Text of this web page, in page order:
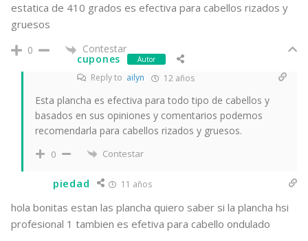
estatica de 410 grados es efectiva para cabellos rizados y
gruesos
0 Contestar
cupones Autor
Reply to ailyn 12 años
Esta plancha es efectiva para todo tipo de cabellos y
basados en sus opiniones y comentarios podemos
recomendarla para cabellos rizados y gruesos.
0 Contestar
piedad 11 años
hola bonitas estan las plancha quiero saber si la plancha hsi
profesional 1 tambien es efetiva para cabello ondulado